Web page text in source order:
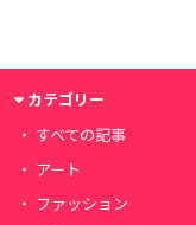
カテゴリー
すべての記事
アート
ファッション